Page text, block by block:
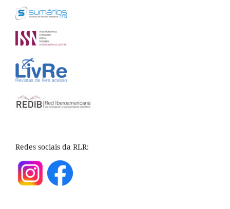
Redes sociais da RLR: